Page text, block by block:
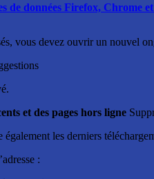
de données Firefox, Chrome
vous devez ouvrir un nouvel
et des pages hors ligne
les derniers
: